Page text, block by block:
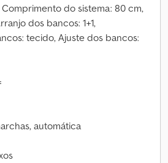
do sistema: 80 cm,
dos bancos: 1+1,
tecido, Ajuste dos bancos:
automática